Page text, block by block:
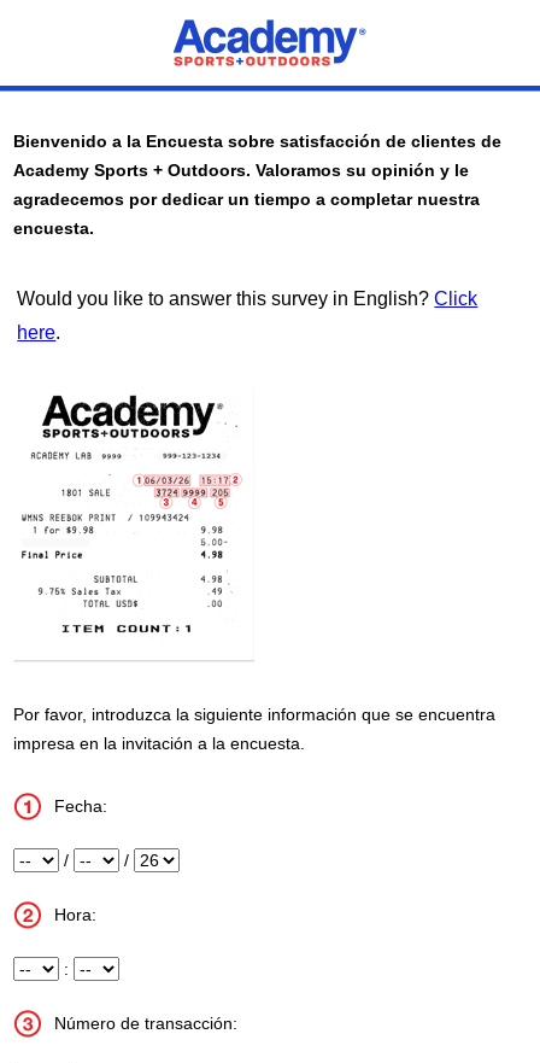
Bienvenido a la Encuesta sobre satisfacción de clientes de
Academy Sports + Outdoors. Valoramos su opinión y le
agradecemos por dedicar un tiempo a completar nuestra
encuesta.
Would you like to answer this survey in English?Click
here.
Por favor, introduzca la siguiente información que se encuentra
impresa en la invitación a la encuesta.
Fecha:
Mes / Día / Año
Hora:
Hora : Minuto
Número de transacción: